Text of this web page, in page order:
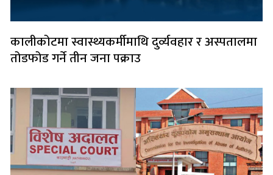
कालीकोटमा स्वास्थ्यकर्मीमाथि दुर्व्यवहार र अस्पतालमा
तोडफोड गर्ने तीन जना पक्राउ